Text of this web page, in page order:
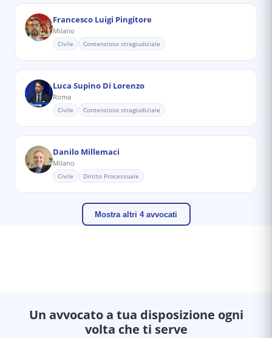
Francesco Luigi Pingitore
Milano
Civile Contenzioso stragiudiziale
Luca Supino Di Lorenzo
Roma
Civile Contenzioso stragiudiziale
Danilo Millemaci
Milano
Civile Diritto Processuale
Mostra altri 4 avvocati
Un avvocato a tua disposizione ogni
volta che ti serve